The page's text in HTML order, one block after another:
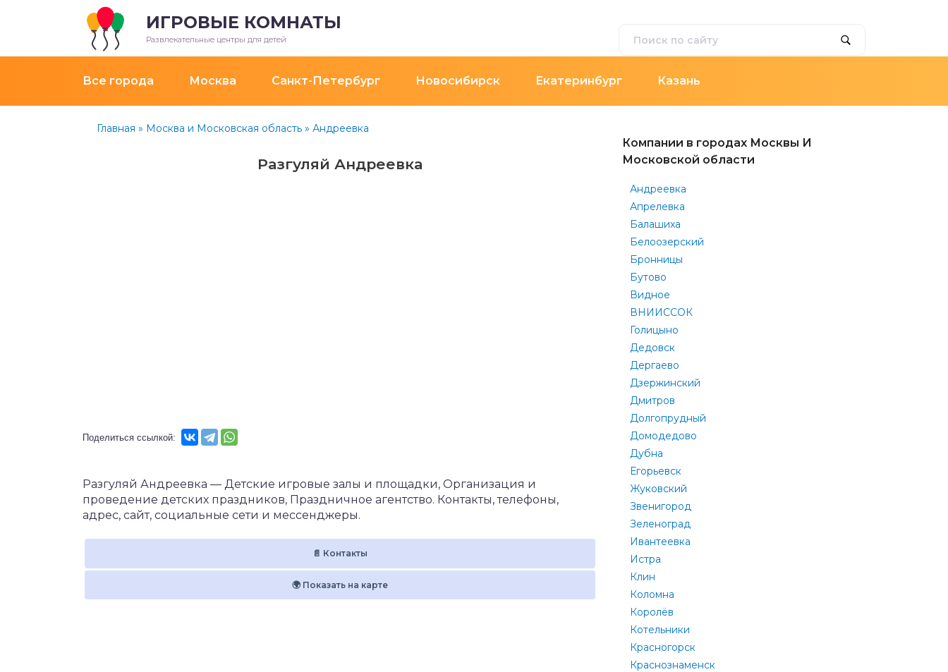
ИГРОВЫЕ КОМНАТЫ
Развлекательные центры для детей
Все города Москва Санкт-Петербург Новосибирск Екатеринбург Казань
Главная » Москва и Московская область » Андреевка
Разгуляй Андреевка
Разгуляй Андреевка — Детские игровые залы и площадки, Организация и
проведение детских праздников, Праздничное агентство. Контакты, телефоны,
адрес, сайт, социальные сети и мессенджеры.
📄 Контакты
🌍 Показать на карте
Компании в городах Москвы И
Московской области
Андреевка
Апрелевка
Балашиха
Белоозерский
Бронницы
Бутово
Видное
ВНИИССОК
Голицыно
Дедовск
Дергаево
Дзержинский
Дмитров
Долгопрудный
Домодедово
Дубна
Егорьевск
Жуковский
Звенигород
Зеленоград
Ивантеевка
Истра
Клин
Коломна
Королёв
Котельники
Красногорск
Краснознаменск